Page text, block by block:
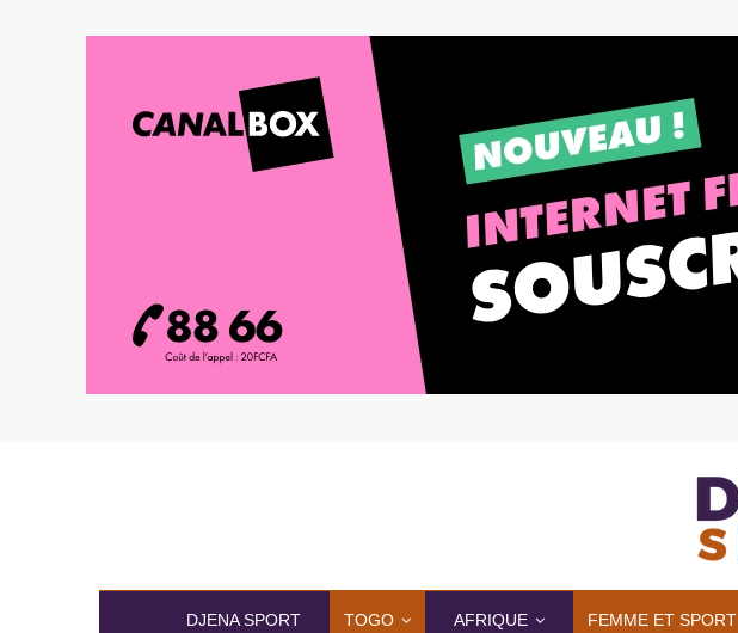
DJENA SPORT TOGO AFRIQUE FEMME ET SPORT